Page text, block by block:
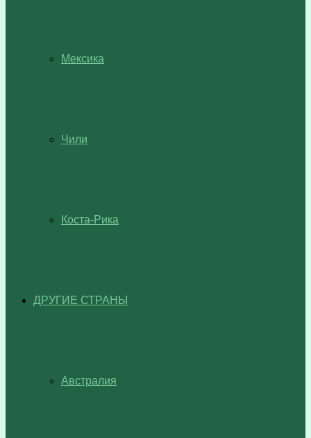
Мексика
Чили
Коста-Рика
ДРУГИЕ СТРАНЫ
Австралия